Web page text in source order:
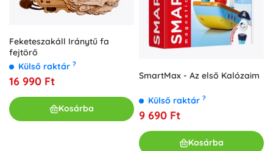
Feketeszakáll Iránytű fa
fejtörő
Külső raktár ?
16 990 Ft
Kosárba
SmartMax - Az első Kalózaim
Külső raktár ?
9 690 Ft
Kosárba